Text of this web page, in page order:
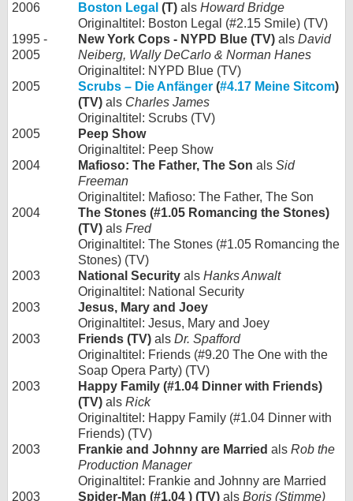
2006
Boston Legal (T) als Howard Bridge
Originaltitel: Boston Legal (#2.15 Smile) (TV)
1995 -
2005
New York Cops - NYPD Blue (TV) als David
Neiberg, Wally DeCarlo & Norman Hanes
Originaltitel: NYPD Blue (TV)
2005
Scrubs – Die Anfänger (#4.17 Meine Sitcom)
(TV) als Charles James
Originaltitel: Scrubs (TV)
2005
Peep Show
Originaltitel: Peep Show
2004
Mafioso: The Father, The Son als Sid
Freeman
Originaltitel: Mafioso: The Father, The Son
2004
The Stones (#1.05 Romancing the Stones)
(TV) als Fred
Originaltitel: The Stones (#1.05 Romancing the
Stones) (TV)
2003
National Security als Hanks Anwalt
Originaltitel: National Security
2003
Jesus, Mary and Joey
Originaltitel: Jesus, Mary and Joey
2003
Friends (TV) als Dr. Spafford
Originaltitel: Friends (#9.20 The One with the
Soap Opera Party) (TV)
2003
Happy Family (#1.04 Dinner with Friends)
(TV) als Rick
Originaltitel: Happy Family (#1.04 Dinner with
Friends) (TV)
2003
Frankie and Johnny are Married als Rob the
Production Manager
Originaltitel: Frankie and Johnny are Married
2003
Spider-Man (#1.04 ) (TV) als Boris (Stimme)